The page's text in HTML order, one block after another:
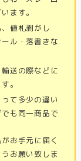
ます。
値札剥がし
ル・落書きな
送の際などに
。
て多少の違い
も同一商品で
お手元に届く
お願い致しま